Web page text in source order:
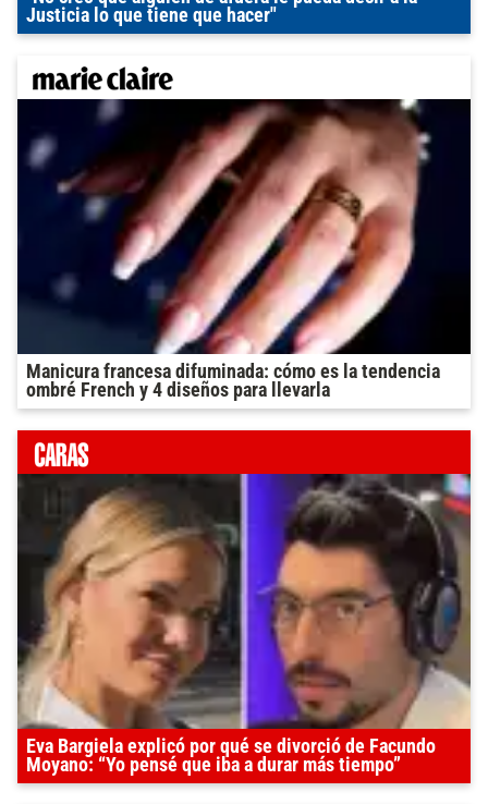
Justicia lo que tiene que hacer"
Manicura francesa difuminada: cómo es la tendencia
ombré French y 4 diseños para llevarla
Eva Bargiela explicó por qué se divorció de Facundo
Moyano: “Yo pensé que iba a durar más tiempo”